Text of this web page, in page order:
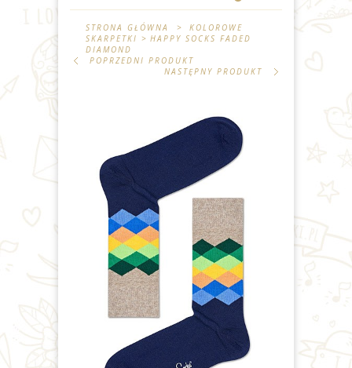
STRONA GŁÓWNA >
KOLOROWE
SKARPETKI > HAPPY SOCKS FADED
DIAMOND
POPRZEDNI PRODUKT
NASTĘPNY PRODUKT